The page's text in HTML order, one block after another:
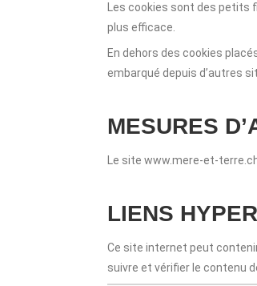
Les cookies sont des petits
plus efficace.
En dehors des cookies
embarqué depuis d’autres
MESURES
Le site www.mere-et-
LIENS
Ce site internet peut
suivre et vérifier le contenu